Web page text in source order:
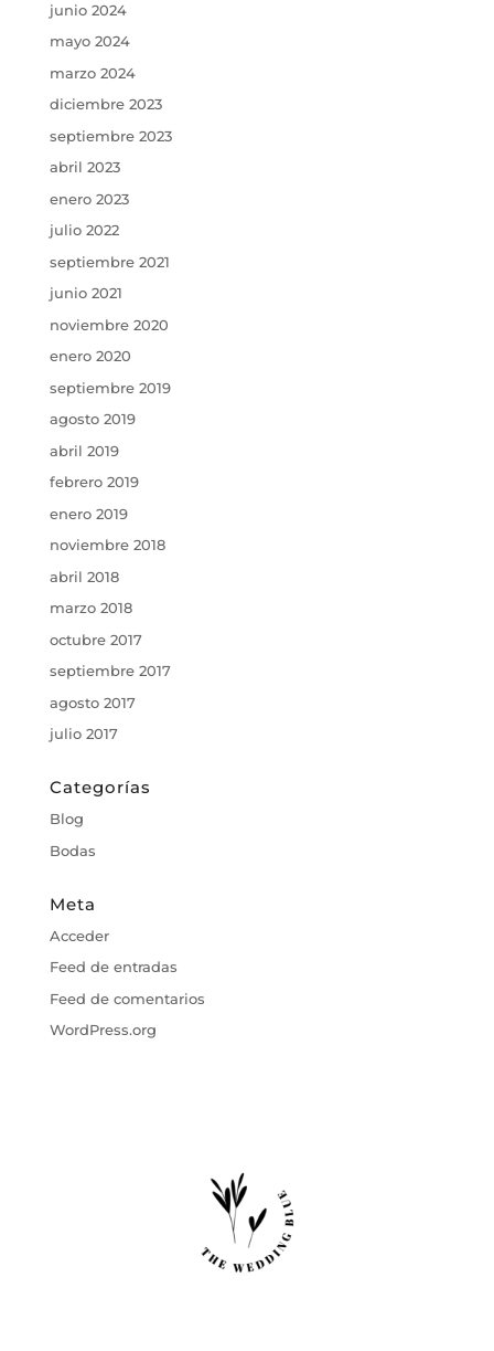
junio 2024
mayo 2024
marzo 2024
diciembre 2023
septiembre 2023
abril 2023
enero 2023
julio 2022
septiembre 2021
junio 2021
noviembre 2020
enero 2020
septiembre 2019
agosto 2019
abril 2019
febrero 2019
enero 2019
noviembre 2018
abril 2018
marzo 2018
octubre 2017
septiembre 2017
agosto 2017
julio 2017
Categorías
Blog
Bodas
Meta
Acceder
Feed de entradas
Feed de comentarios
WordPress.org